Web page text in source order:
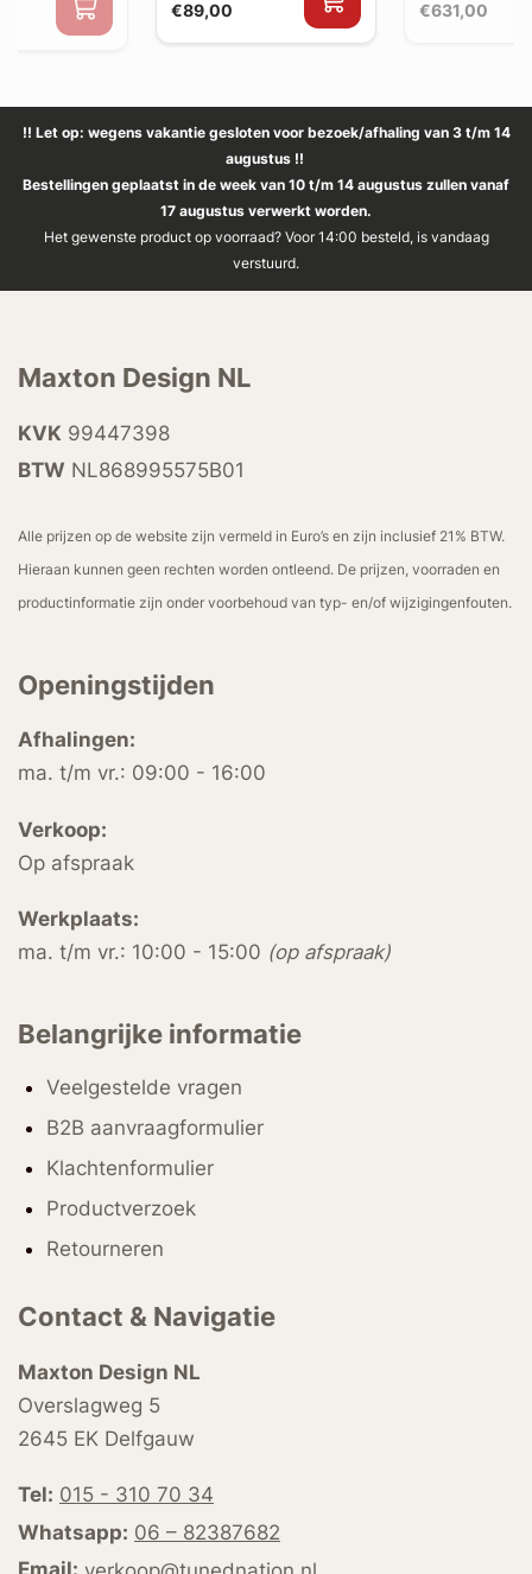
€89,00 €631,00
!! Let op: wegens vakantie gesloten voor bezoek/afhaling van 3 t/m 14
augustus !!
Bestellingen geplaatst in de week van 10 t/m 14 augustus zullen vanaf
17 augustus verwerkt worden.
Het gewenste product op voorraad? Voor 14:00 besteld, is vandaag
verstuurd.
Maxton Design NL
KVK 99447398
BTW NL868995575B01
Alle prijzen op de website zijn vermeld in Euro’s en zijn inclusief 21% BTW.
Hieraan kunnen geen rechten worden ontleend. De prijzen, voorraden en
productinformatie zijn onder voorbehoud van typ- en/of wijzigingenfouten.
Openingstijden
Afhalingen:
ma. t/m vr.: 09:00 - 16:00
Verkoop:
Op afspraak
Werkplaats:
ma. t/m vr.: 10:00 - 15:00 (op afspraak)
Belangrijke informatie
Veelgestelde vragen
B2B aanvraagformulier
Klachtenformulier
Productverzoek
Retourneren
Contact & Navigatie
Maxton Design NL
Overslagweg 5
2645 EK Delfgauw
Tel: 015 - 310 70 34
Whatsapp: 06 – 82387682